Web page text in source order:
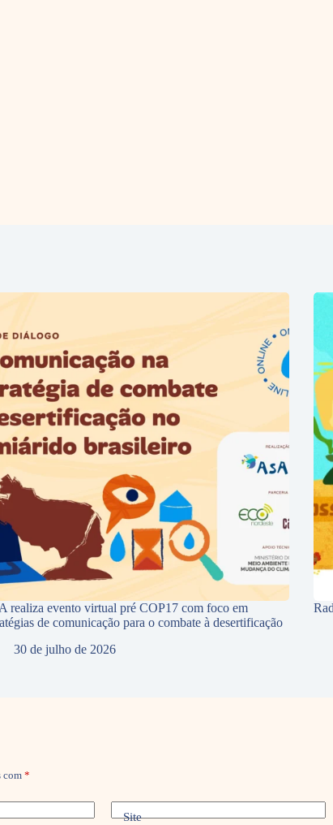
realiza evento virtual pré COP17 com foco em
de comunicação para o combate à desertificação
30 de julho de 2026
com *
Site